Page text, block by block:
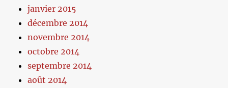
janvier 2015
décembre 2014
novembre 2014
octobre 2014
septembre 2014
août 2014